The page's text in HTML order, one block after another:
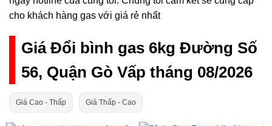
cho khách hàng gas với giá rẻ nhất
Giá Đổi bình gas 6kg Đường Số
56, Quận Gò Vấp tháng 08/2026
Giá Cao - Thấp Giá Thấp - Cao